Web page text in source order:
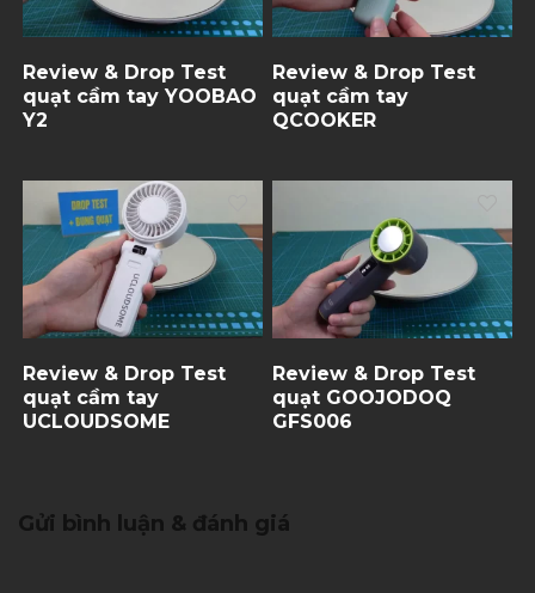
Review & Drop Test
quạt cầm tay YOOBAO
Y2
Review & Drop Test
quạt cầm tay
QCOOKER
Review & Drop Test
quạt cầm tay
UCLOUDSOME
Review & Drop Test
quạt GOOJODOQ
GFS006
Gửi bình luận & đánh giá